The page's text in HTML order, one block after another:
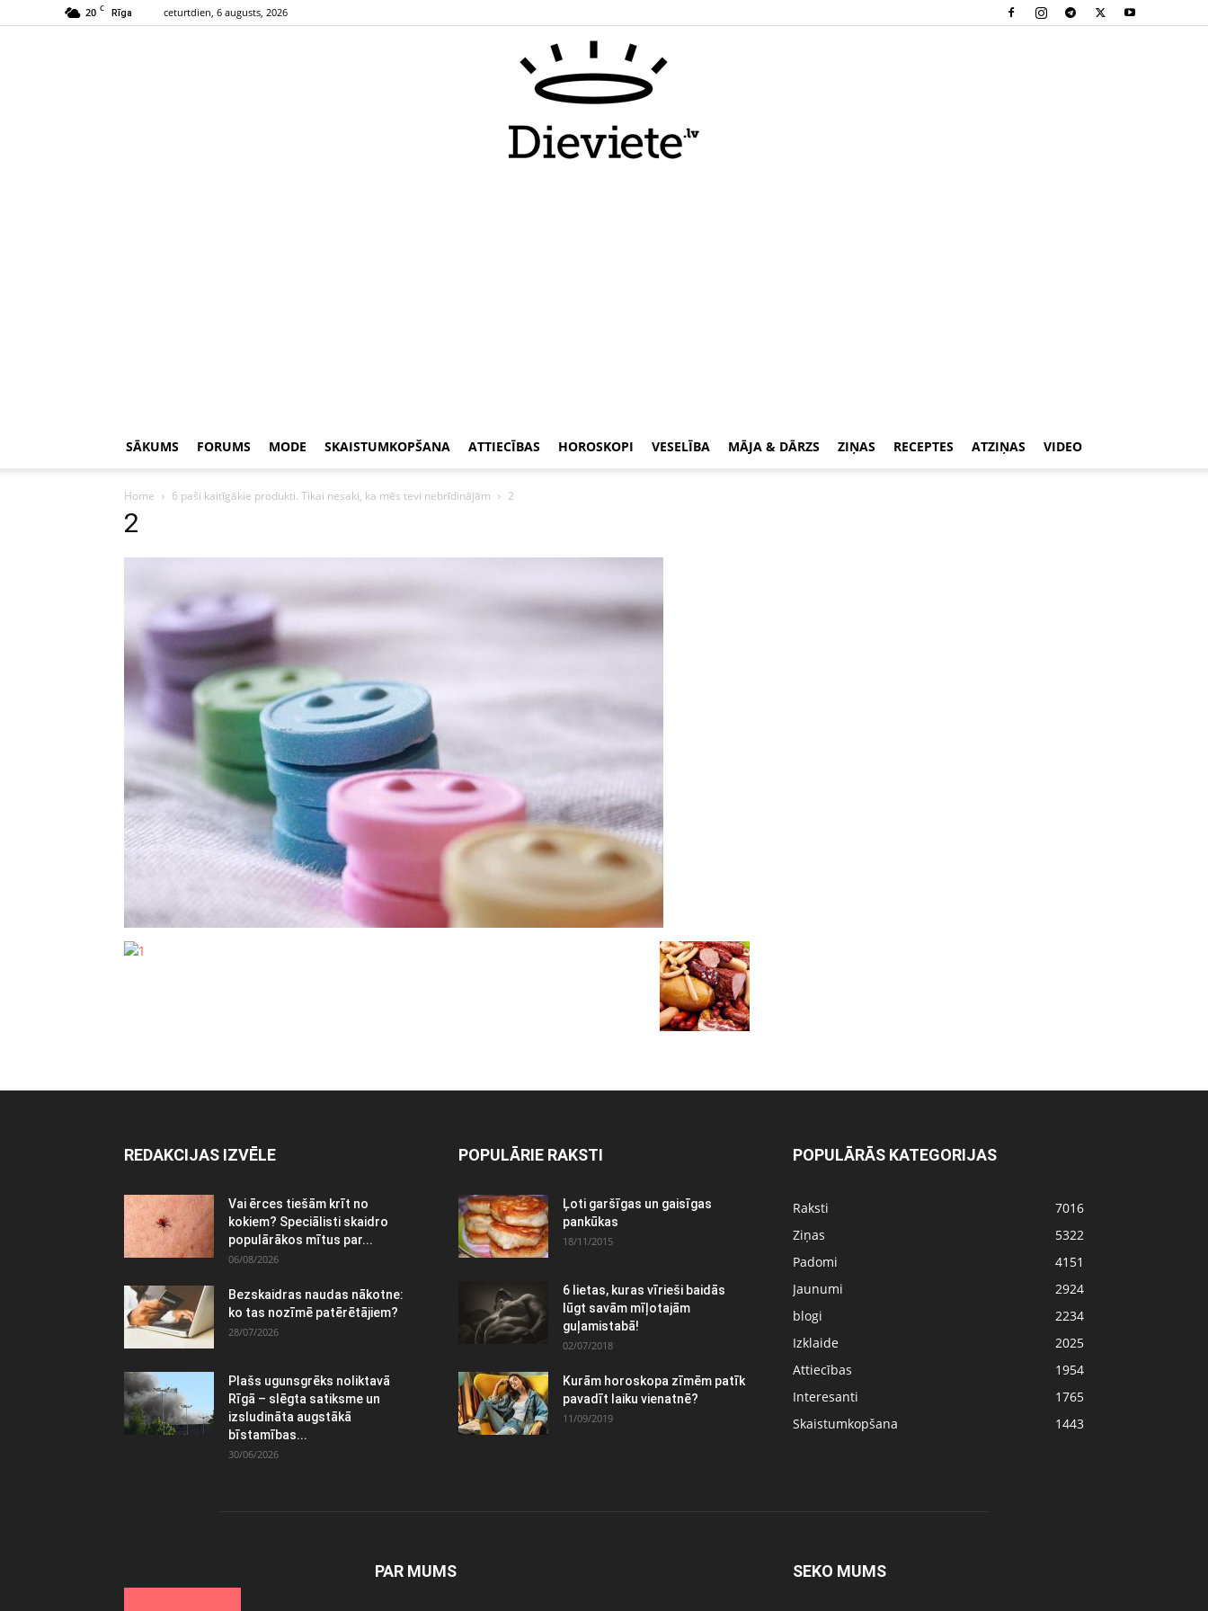
20 C Rīga ceturtdien, 6 augusts, 2026
SĀKUMS FORUMS MODE SKAISTUMKOPŠANA ATTIECĪBAS HOROSKOPI VESELĪBA MĀJA & DĀRZS ZIŅAS RECEPTES ATZIŅAS VIDEO
Home 6 paši kaitīgākie produkti. Tikai nesaki, ka mēs tevi nebrīdinājām 2
2
REDAKCIJAS IZVĒLE
Vai ērces tiešām krīt no
kokiem? Speciālisti skaidro
populārākos mītus par...
06/08/2026
Bezskaidras naudas nākotne:
ko tas nozīmē patērētājiem?
28/07/2026
Plašs ugunsgrēks noliktavā
Rīgā – slēgta satiksme un
izsludināta augstākā
bīstamības...
30/06/2026
POPULĀRIE RAKSTI
Ļoti garšīgas un gaisīgas
pankūkas
18/11/2015
6 lietas, kuras vīrieši baidās
lūgt savām mīļotajām
guļamistabā!
02/07/2018
Kurām horoskopa zīmēm patīk
pavadīt laiku vienatnē?
11/09/2019
POPULĀRĀS KATEGORIJAS
Raksti
7016
Ziņas
5322
Padomi
4151
Jaunumi
2924
blogi
2234
Izklaide
2025
Attiecības
1954
Interesanti
1765
Skaistumkopšana
1443
PAR MUMS SEKO MUMS